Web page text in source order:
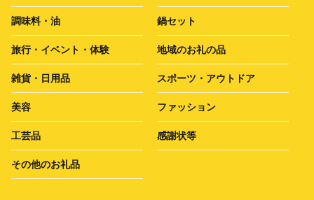
調味料・油 鍋セット
旅行・イベント・体験 地域のお礼の品
雑貨・日用品 スポーツ・アウトドア
美容 ファッション
工芸品 感謝状等
その他のお礼品